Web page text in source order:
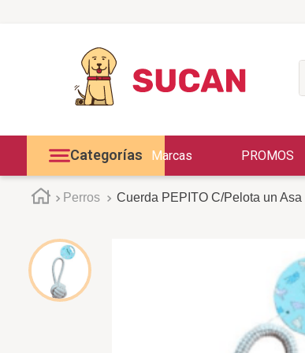
Categorías Marcas PROMOS
Perros Cuerda PEPITO C/Pelota un Asa